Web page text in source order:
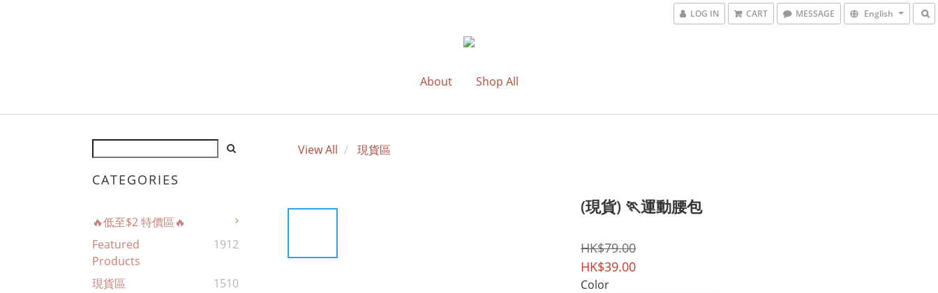
LOG IN CART MESSAGE English
About Shop All
CATEGORIES
🔥低至$2 特價區🔥
Featured
Products
1912
現貨區
1510
View All 現貨區
(現貨) 🏃運動腰包
HK$79.00
HK$39.00
Color